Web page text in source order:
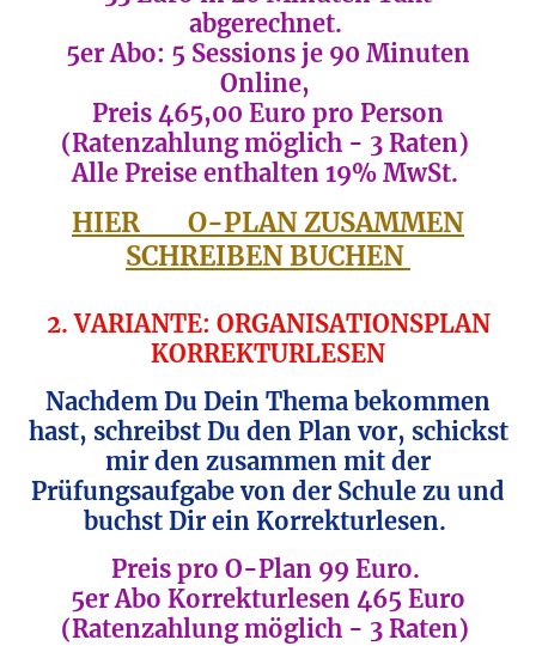
abgerechnet.
5er Abo: 5 Sessions je 90 Minuten
Online,
Preis 465,00 Euro pro Person
(Ratenzahlung möglich - 3 Raten)
Alle Preise enthalten 19% MwSt.
HIER O-PLAN ZUSAMMEN
SCHREIBEN BUCHEN
2. VARIANTE: ORGANISATIONSPLAN
KORREKTURLESEN
Nachdem Du Dein Thema bekommen
hast, schreibst Du den Plan vor, schickst
mir den zusammen mit der
Prüfungsaufgabe von der Schule zu und
buchst Dir ein Korrekturlesen.
Preis pro O-Plan 99 Euro.
5er Abo Korrekturlesen 465 Euro
(Ratenzahlung möglich - 3 Raten)